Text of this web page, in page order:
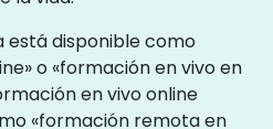
está disponible como
o «formación en vivo en
en vivo online
«formación remota en